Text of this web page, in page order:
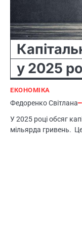
у 2025
ЕКОНОМІКА
Федоренко Світлана
У 2025 році обсяг
мільярда гривень.